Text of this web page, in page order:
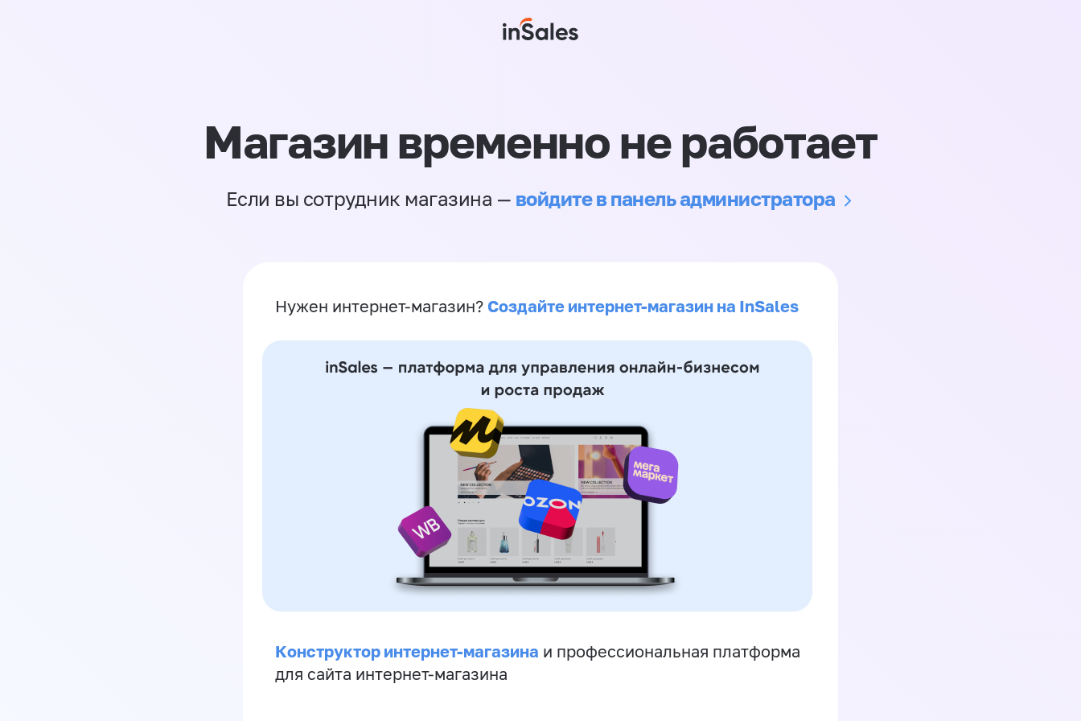
Магазин временно не работает
Если вы сотрудник магазина — войдите в панель администратора
Нужен интернет-магазин? Создайте интернет-магазин на InSales
Конструктор интернет-магазина и профессиональная платформа
для сайта интернет-магазина